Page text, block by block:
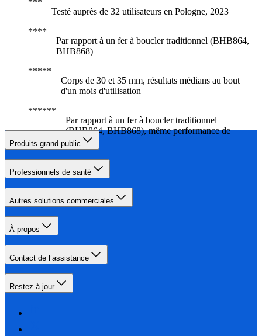
Testé auprès de 32 utilisateurs en Pologne, 2023
Par rapport à un fer à boucler traditionnel (BHB864,
BHB868)
Corps de 30 et 35 mm, résultats médians au bout
d'un mois d'utilisation
Par rapport à un fer à boucler traditionnel
(BHB864, BHB868), même performance de
coiffage
Produits grand public
Professionnels de santé
Autres solutions commerciales
À propos
Contact de l’assistance
Restez à jour